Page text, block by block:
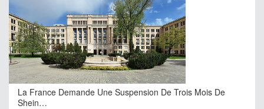
La France Demande Une Suspension De Trois Mois De
Shein…